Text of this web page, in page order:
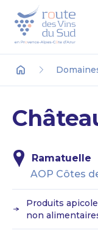
Ramatuelle
AOP Côtes
Produits
non